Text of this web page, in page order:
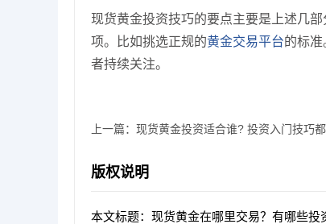
现货黄金投资技巧的要点主要是上述几
项。比如挑选正规的黄金交易平台的标
者持续关注。
上一篇： 现货黄金投资适合谁? 投资入门技巧都
版权说明
本文标题：现货黄金在哪里交易？有哪些投